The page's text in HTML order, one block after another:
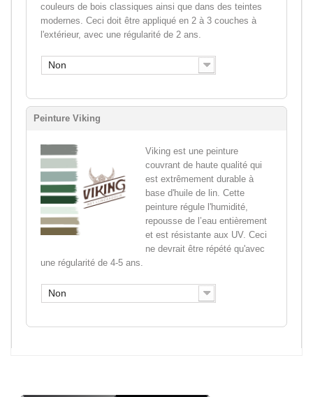
couleurs de bois classiques ainsi que dans des teintes
modernes. Ceci doit être appliqué en 2 à 3 couches à
l'extérieur, avec une régularité de 2 ans.
Non
Peinture Viking
Viking est une peinture
couvrant de haute qualité qui
est extrêmement durable à
base d'huile de lin. Cette
peinture régule l'humidité,
repousse de l’eau entièrement
et est résistante aux UV. Ceci
ne devrait être répété qu'avec
une régularité de 4-5 ans.
Non